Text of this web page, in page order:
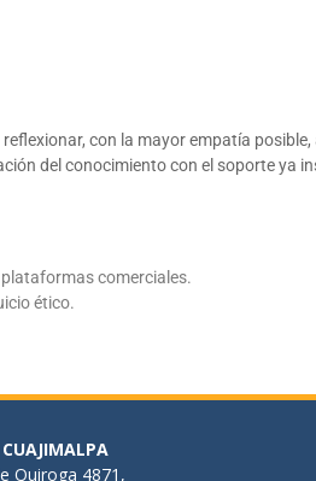
con la mayor empatía
del conocimiento con el soporte ya
comerciales.
ético.
Quiroga 4871,